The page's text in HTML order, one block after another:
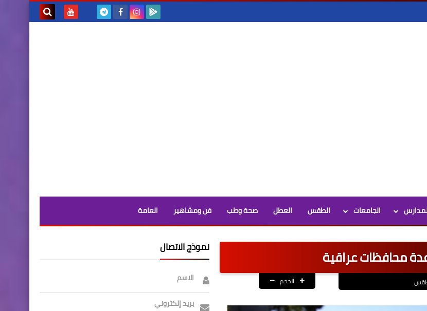
الجامعات الطقس العطل صحة وطب فن ومشاهير العامة
محافظات عراقية
الحجم
نموذج الاتصال
الاسم
بريد إلكتروني